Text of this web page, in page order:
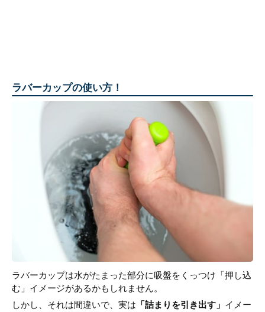
ラバーカップの使い方！
ラバーカップは水がたまった部分に吸盤をくっつけ「押し込
む」イメージがあるかもしれません。
しかし、それは間違いで、実は 「詰まりを引き出す」 イメー